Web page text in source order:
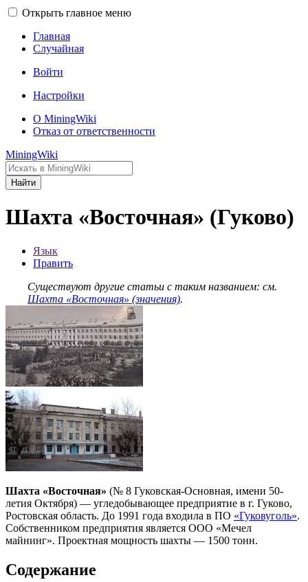
Открыть главное меню
Главная
Случайная
Войти
Настройки
О MiningWiki
Отказ от ответственности
MiningWiki
Найти
Шахта «Восточная» (Гуково)
Язык
Править
Существуют другие статьи с таким названием: см.
Шахта «Восточная» (значения).
Шахта «Восточная» (№ 8 Гуковская-Основная, имени 50-
летия Октября) — угледобывающее предприятие в г. Гуково,
Ростовская область. До 1991 года входила в ПО «Гуковуголь».
Собственником предприятия является ООО «Мечел
майнинг». Проектная мощность шахты — 1500 тонн.
Содержание